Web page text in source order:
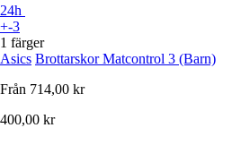
24h
+-3
1 färger
Asics Brottarskor Matcontrol 3 (Barn)
Från 714,00 kr
400,00 kr